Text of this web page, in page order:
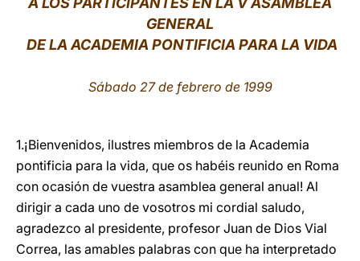
GENERAL
DE LA ACADEMIA PONTIFICIA PARA LA VIDA
Sábado 27 de febrero de 1999
1.¡Bienvenidos, ilustres miembros de la Academia
pontificia para la vida, que os habéis reunido en Roma
con ocasión de vuestra asamblea general anual! Al
dirigir a cada uno de vosotros mi cordial saludo,
agradezco al presidente, profesor Juan de Dios Vial
Correa, las amables palabras con que ha interpretado